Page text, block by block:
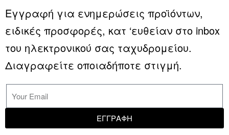
Εγγραφή για ενημερώσεις προϊόντων,
ειδικές προσφορές, κατ ‘ευθείαν στο inbox
του ηλεκτρονικού σας ταχυδρομείου.
Διαγραφείτε οποιαδήποτε στιγμή.
ΕΓΓΡΑΦΗ